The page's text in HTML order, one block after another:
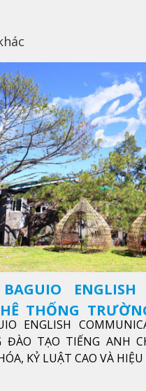
ENGLISH
THỐNG
TẾ
ENGLISH
ĐÀO TẠO TIẾNG ANH
KỶ LUẬT CAO VÀ